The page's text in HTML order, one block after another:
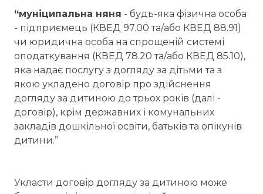
“муніципальна няня - будь-яка фізична особа
- підприємець (КВЕД 97.00 та/або КВЕД 88.91)
чи юридична особа на спрощеній системі
оподаткування (КВЕД 78.20 та/або КВЕД 85.10),
яка надає послугу з догляду за дітьми та з
якою укладено договір про здійснення
догляду за дитиною до трьох років (далі -
договір), крім державних і комунальних
закладів дошкільної освіти, батьків та опікунів
дитини.”
Укласти договір догляду за дитиною може